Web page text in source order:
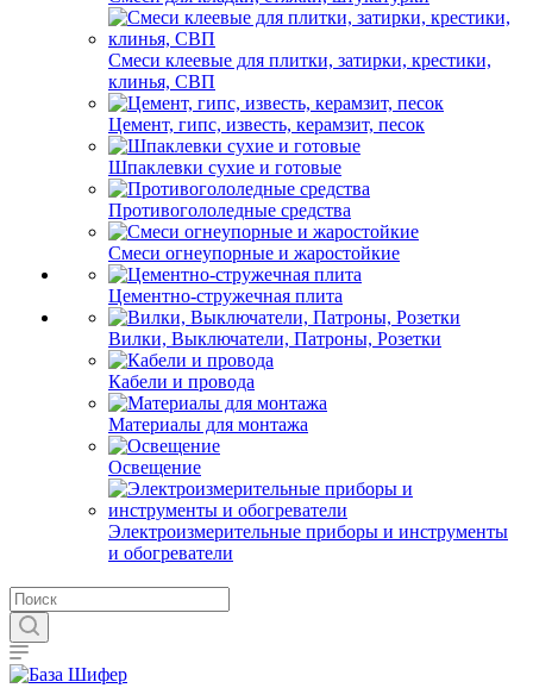
Смеси клеевые для плитки, затирки, крестики,
клинья, СВП
Цемент, гипс, известь, керамзит, песок
Шпаклевки сухие и готовые
Противогололедные средства
Смеси огнеупорные и жаростойкие
Цементно-стружечная плита
Вилки, Выключатели, Патроны, Розетки
Кабели и провода
Материалы для монтажа
Освещение
Электроизмерительные приборы и инструменты
и обогреватели